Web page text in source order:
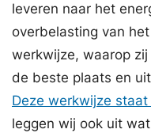
leveren naar het
overbelasting van
werkwijze, waarop
de beste plaats en
Deze werkwijze
leggen wij ook uit